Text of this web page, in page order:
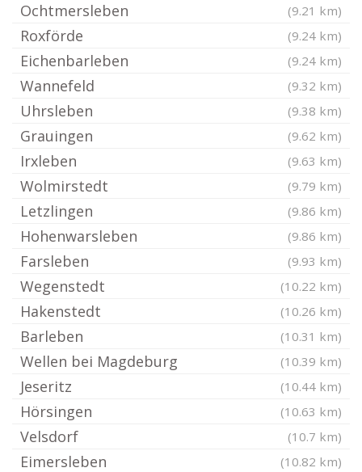
Ochtmersleben (9.21 km)
Roxförde (9.24 km)
Eichenbarleben (9.24 km)
Wannefeld (9.32 km)
Uhrsleben (9.38 km)
Grauingen (9.62 km)
Irxleben (9.63 km)
Wolmirstedt (9.79 km)
Letzlingen (9.86 km)
Hohenwarsleben (9.86 km)
Farsleben (9.93 km)
Wegenstedt (10.22 km)
Hakenstedt (10.26 km)
Barleben (10.31 km)
Wellen bei Magdeburg (10.39 km)
Jeseritz (10.44 km)
Hörsingen (10.63 km)
Velsdorf (10.7 km)
Eimersleben (10.82 km)